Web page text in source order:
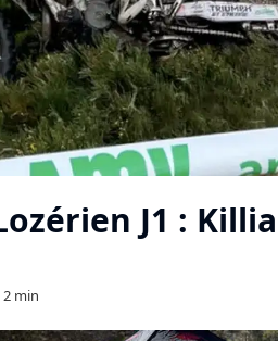
J1 :
2 min